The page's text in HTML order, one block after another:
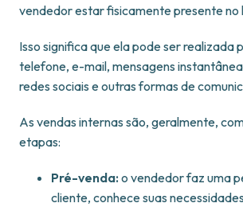
vendedor estar fisicamente presente no
Isso significa que ela pode ser realizada
telefone, e-mail, mensagens
redes sociais e outras formas de
As vendas internas são, geralmente,
etapas:
Pré-venda: o vendedor faz uma
cliente, conhece suas